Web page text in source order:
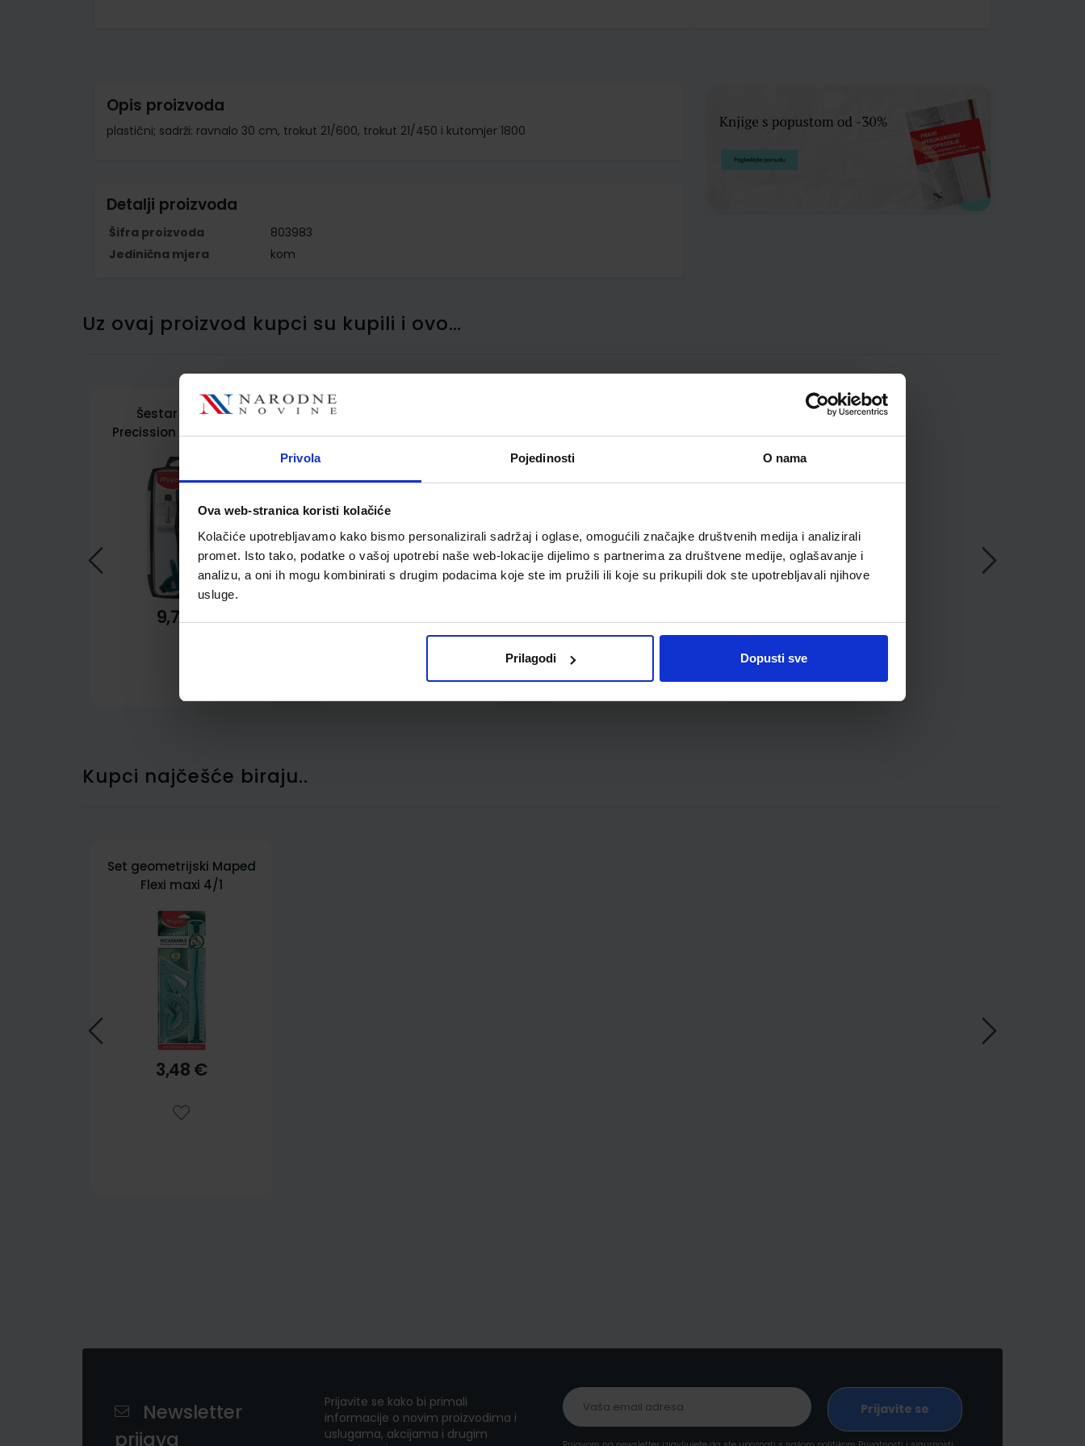
Privola Pojedinosti O nama
Ova web-stranica koristi kolačiće
Kolačiće upotrebljavamo kako bismo personalizirali sadržaj i oglase, omogućili značajke društvenih medija i analizirali
promet. Isto tako, podatke o vašoj upotrebi naše web-lokacije dijelimo s partnerima za društvene medije, oglašavanje i
analizu, a oni ih mogu kombinirati s drugim podacima koje ste im pružili ili koje su prikupili dok ste upotrebljavali njihove
usluge.
Prilagodi Dopusti sve
gallery
Opis proizvoda
plastični; sadrži: ravnalo 30 cm, trokut 21/600, trokut 21/450 i kutomjer 1800
Detalji proizvoda
Šifra proizvoda
803983
Jedinična mjera
kom
Uz ovaj proizvod kupci su kupili i ovo…
Šestar Maped,
Precission system, 3/1
9,70 €
Black Pep'S HB
0,33 €
mine
Kupci najčešće biraju..
Set geometrijski Maped
Flexi maxi 4/1
3,48 €
Newsletter
prijava
Prijavite se kako bi primali
informacije o novim proizvodima i
uslugama, akcijama i drugim